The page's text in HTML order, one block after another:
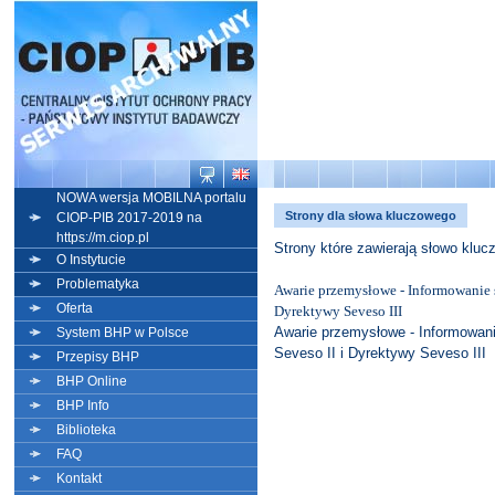
NOWA wersja MOBILNA portalu
CIOP-PIB 2017-2019 na
https://m.ciop.pl
O Instytucie
Problematyka
Oferta
System BHP w Polsce
Przepisy BHP
BHP Online
BHP Info
Biblioteka
FAQ
Kontakt
Strony dla słowa kluczowego
Strony które zawierają słowo
Awarie przemysłowe -
Dyrektywy Seveso III
Awarie przemysłowe -
Seveso II i Dyrektywy Seveso III